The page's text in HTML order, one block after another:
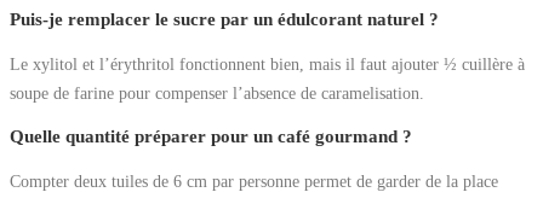
Puis-je remplacer le sucre par un édulcorant naturel ?
Le xylitol et l’érythritol fonctionnent bien, mais il faut ajouter ½ cuillère à
soupe de farine pour compenser l’absence de caramelisation.
Quelle quantité préparer pour un café gourmand ?
Compter deux tuiles de 6 cm par personne permet de garder de la place